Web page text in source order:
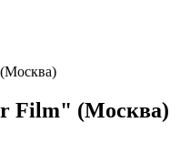
Film" (Москва)